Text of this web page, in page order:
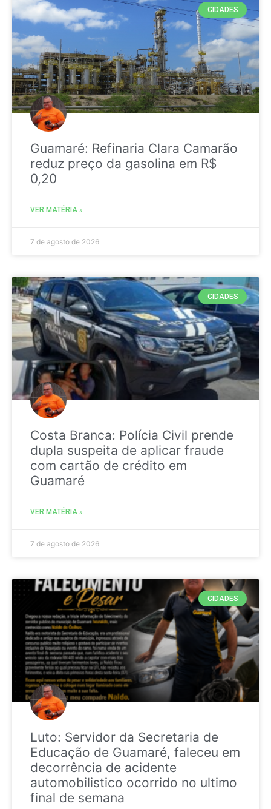
CIDADES
Guamaré: Refinaria Clara Camarão
reduz preço da gasolina em R$
0,20
VER MATÉRIA »
7 de agosto de 2026
CIDADES
Costa Branca: Polícia Civil prende
dupla suspeita de aplicar fraude
com cartão de crédito em
Guamaré
VER MATÉRIA »
7 de agosto de 2026
CIDADES
Luto: Servidor da Secretaria de
Educação de Guamaré, faleceu em
decorrência de acidente
automobilistico ocorrido no ultimo
final de semana